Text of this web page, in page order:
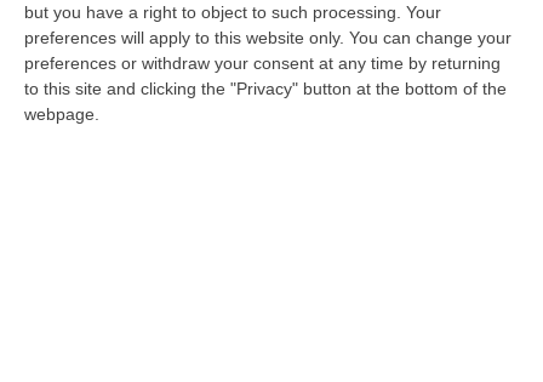
but you have a right to object to such processing. Your
preferences will apply to this website only. You can change your
preferences or withdraw your consent at any time by returning
to this site and clicking the "Privacy" button at the bottom of the
webpage.
“ROMA La tregua varrà fino a domani: dopo il record di ieri con il bollino
rosso per tutte le 27 città monitorate e oggi con 26 allerte mass…
07 Agosto, 20:33
Torna In Calabria: OSM Cerca Professionisti Calabresi Che Vivono